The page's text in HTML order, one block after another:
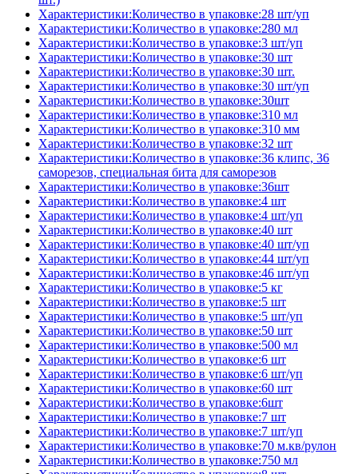
Характеристики:Количество в упаковке:28 шт/уп
Характеристики:Количество в упаковке:280 мл
Характеристики:Количество в упаковке:3 шт/уп
Характеристики:Количество в упаковке:30 шт
Характеристики:Количество в упаковке:30 шт.
Характеристики:Количество в упаковке:30 шт/уп
Характеристики:Количество в упаковке:30шт
Характеристики:Количество в упаковке:310 мл
Характеристики:Количество в упаковке:310 мм
Характеристики:Количество в упаковке:32 шт
Характеристики:Количество в упаковке:36 клипс, 36
саморезов, специальная бита для саморезов
Характеристики:Количество в упаковке:36шт
Характеристики:Количество в упаковке:4 шт
Характеристики:Количество в упаковке:4 шт/уп
Характеристики:Количество в упаковке:40 шт
Характеристики:Количество в упаковке:40 шт/уп
Характеристики:Количество в упаковке:44 шт/уп
Характеристики:Количество в упаковке:46 шт/уп
Характеристики:Количество в упаковке:5 кг
Характеристики:Количество в упаковке:5 шт
Характеристики:Количество в упаковке:5 шт/уп
Характеристики:Количество в упаковке:50 шт
Характеристики:Количество в упаковке:500 мл
Характеристики:Количество в упаковке:6 шт
Характеристики:Количество в упаковке:6 шт/уп
Характеристики:Количество в упаковке:60 шт
Характеристики:Количество в упаковке:6шт
Характеристики:Количество в упаковке:7 шт
Характеристики:Количество в упаковке:7 шт/уп
Характеристики:Количество в упаковке:70 м.кв/рулон
Характеристики:Количество в упаковке:750 мл